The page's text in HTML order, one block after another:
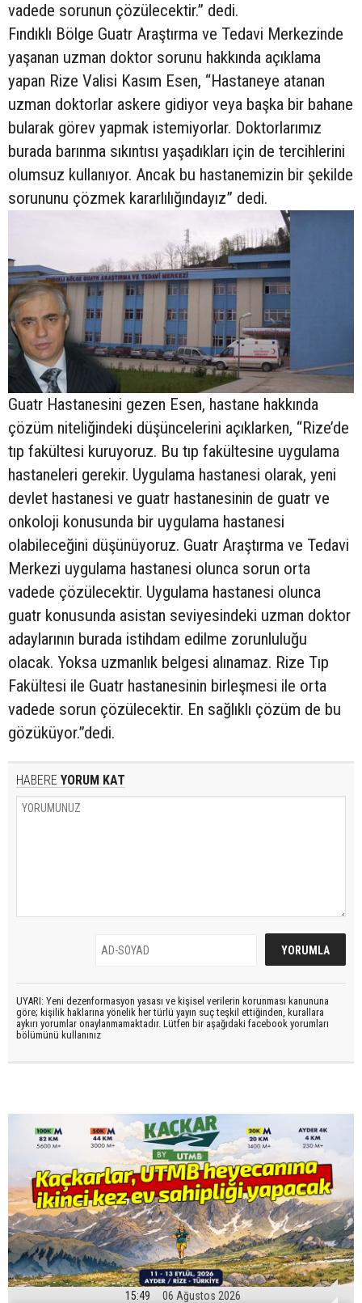
vadede sorunun çözülecektir.” dedi.
Fındıklı Bölge Guatr Araştırma ve Tedavi Merkezinde
yaşanan uzman doktor sorunu hakkında açıklama
yapan Rize Valisi Kasım Esen, “Hastaneye atanan
uzman doktorlar askere gidiyor veya başka bir bahane
bularak görev yapmak istemiyorlar. Doktorlarımız
burada barınma sıkıntısı yaşadıkları için de tercihlerini
olumsuz kullanıyor. Ancak bu hastanemizin bir şekilde
sorununu çözmek kararlılığındayız” dedi.
Guatr Hastanesini gezen Esen, hastane hakkında
çözüm niteliğindeki düşüncelerini açıklarken, “Rize’de
tıp fakültesi kuruyoruz. Bu tıp fakültesine uygulama
hastaneleri gerekir. Uygulama hastanesi olarak, yeni
devlet hastanesi ve guatr hastanesinin de guatr ve
onkoloji konusunda bir uygulama hastanesi
olabileceğini düşünüyoruz. Guatr Araştırma ve Tedavi
Merkezi uygulama hastanesi olunca sorun orta
vadede çözülecektir. Uygulama hastanesi olunca
guatr konusunda asistan seviyesindeki uzman doktor
adaylarının burada istihdam edilme zorunluluğu
olacak. Yoksa uzmanlık belgesi alınamaz. Rize Tıp
Fakültesi ile Guatr hastanesinin birleşmesi ile orta
vadede sorun çözülecektir. En sağlıklı çözüm de bu
gözüküyor.”dedi.
HABERE YORUM KAT
UYARI: Yeni dezenformasyon yasası ve kişisel verilerin korunması kanununa
göre; kişilik haklarına yönelik her türlü yayın suç teşkil ettiğinden, kurallara
aykırı yorumlar onaylanmamaktadır. Lütfen bir aşağıdaki facebook yorumları
bölümünü kullanınız
15:49 06 Ağustos 2026